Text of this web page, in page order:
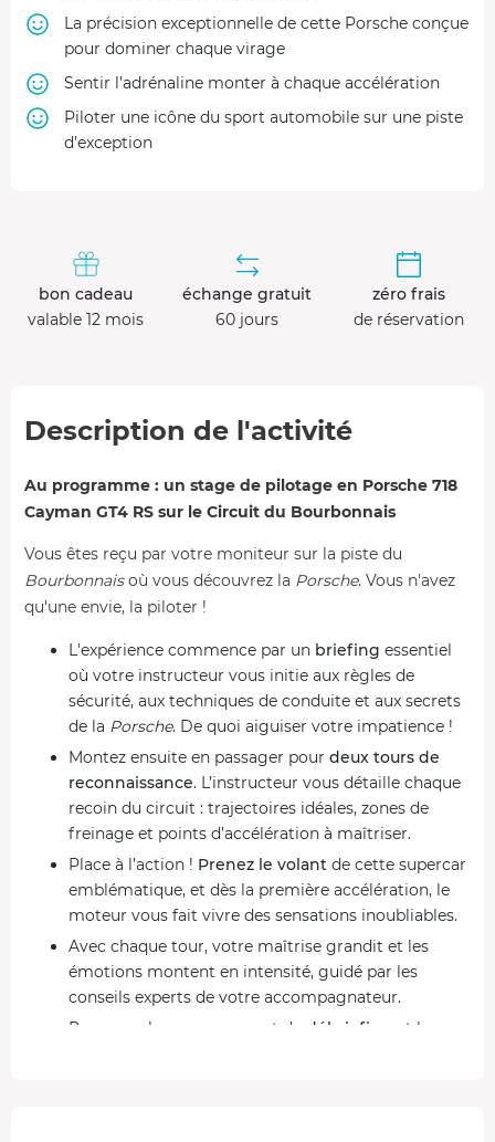
La précision exceptionnelle de cette Porsche conçue
pour dominer chaque virage
Sentir l’adrénaline monter à chaque accélération
Piloter une icône du sport automobile sur une piste
d’exception
bon cadeau
valable 12 mois
échange gratuit
60 jours
zéro frais
de réservation
Description de l'activité
Au programme : un stage de pilotage en Porsche 718
Cayman GT4 RS sur le Circuit du Bourbonnais
Vous êtes reçu par votre moniteur sur la piste du
Bourbonnaisoù vous découvrez la Porsche. Vous n'avez
qu'une envie, la piloter !
L'expérience commence par un briefing essentiel
où votre instructeur vous initie aux règles de
sécurité, aux techniques de conduite et aux secrets
de la Porsche. De quoi aiguiser votre impatience !
Montez ensuite en passager pour deux tours de
reconnaissance. L’instructeur vous détaille chaque
recoin du circuit : trajectoires idéales, zones de
freinage et points d’accélération à maîtriser.
Place à l’action ! Prenez le volant de cette supercar
emblématique, et dès la première accélération, le
moteur vous fait vivre des sensations inoubliables.
Avec chaque tour, votre maîtrise grandit et les
émotions montent en intensité, guidé par les
conseils experts de votre accompagnateur.
Pour conclure, un moment de
débriefing
et la